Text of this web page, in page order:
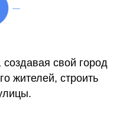
свой город
жителей, строить